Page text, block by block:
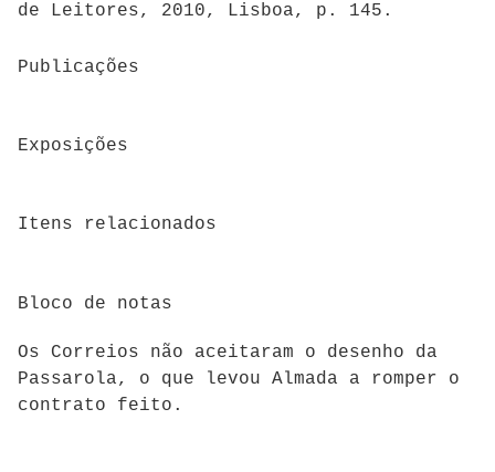
de Leitores, 2010, Lisboa, p. 145.
Publicações
Exposições
Itens relacionados
Bloco de notas
Os Correios não aceitaram o desenho da
Passarola, o que levou Almada a romper o
contrato feito.